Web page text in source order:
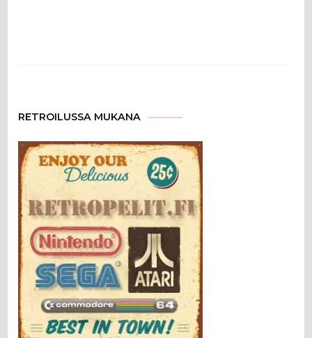
RETROILUSSA MUKANA